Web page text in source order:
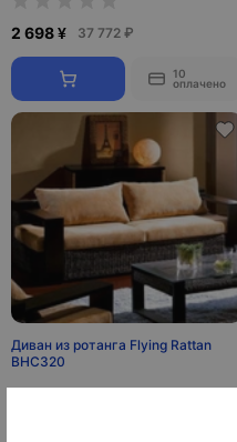
2 698 ¥ 37 772 ₽
10
оплачено
Диван из ротанга Flying Rattan
BHC320